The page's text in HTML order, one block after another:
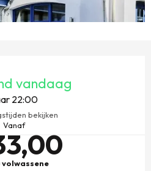
vandaag
22:00
bekijken
Vanaf
volwassene